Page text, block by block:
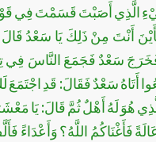
الَّذِي أَصَبْتَ قَسَمْتَ فِي
أَنْتَ مِنْ ذَلِكَ يَا سَعْدُ قَالَ
سَعْدٌ فَجَمَعَ النَّاسَ فِي
أَتَاهُ سَعْدٌ فَقَالَ: قَدِ
هُوَ لَهُ أَهْلٌ ثُمَّ قَالَ: يَا
فَأَغْنَاكُمُ اللَّهُ؟